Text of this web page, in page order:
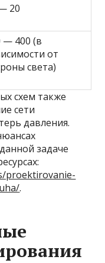
20
— 400 (в
от
света)
схем также
сети
давления.
задаче
proektirovanie-
.